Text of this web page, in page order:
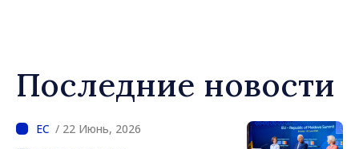
Последние новости
/ 22 Июнь, 2026